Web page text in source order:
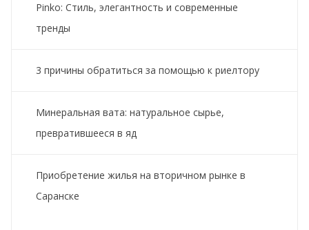
Pinko: Стиль, элегантность и современные
тренды
3 причины обратиться за помощью к риелтору
Минеральная вата: натуральное сырье,
превратившееся в яд
Приобретение жилья на вторичном рынке в
Саранске